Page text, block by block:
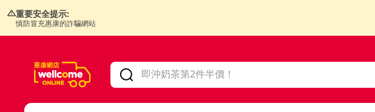
重要安全提示:
慎防冒充惠康的詐騙網站